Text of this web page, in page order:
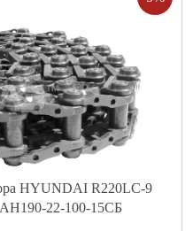
HYUNDAI R220LC-9
АН190-22-100-15СБ